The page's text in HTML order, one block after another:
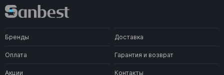
Бренды Доставка
Оплата Гарантия и возврат
Акции Контакты